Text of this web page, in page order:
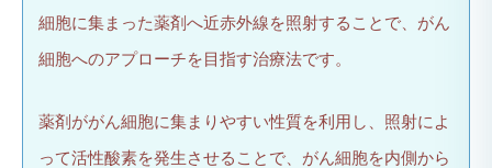
細胞に集まった薬剤へ近赤外線を照射することで、がん
細胞へのアプローチを目指す治療法です。
薬剤ががん細胞に集まりやすい性質を利用し、照射によ
って活性酸素を発生させることで、がん細胞を内側から